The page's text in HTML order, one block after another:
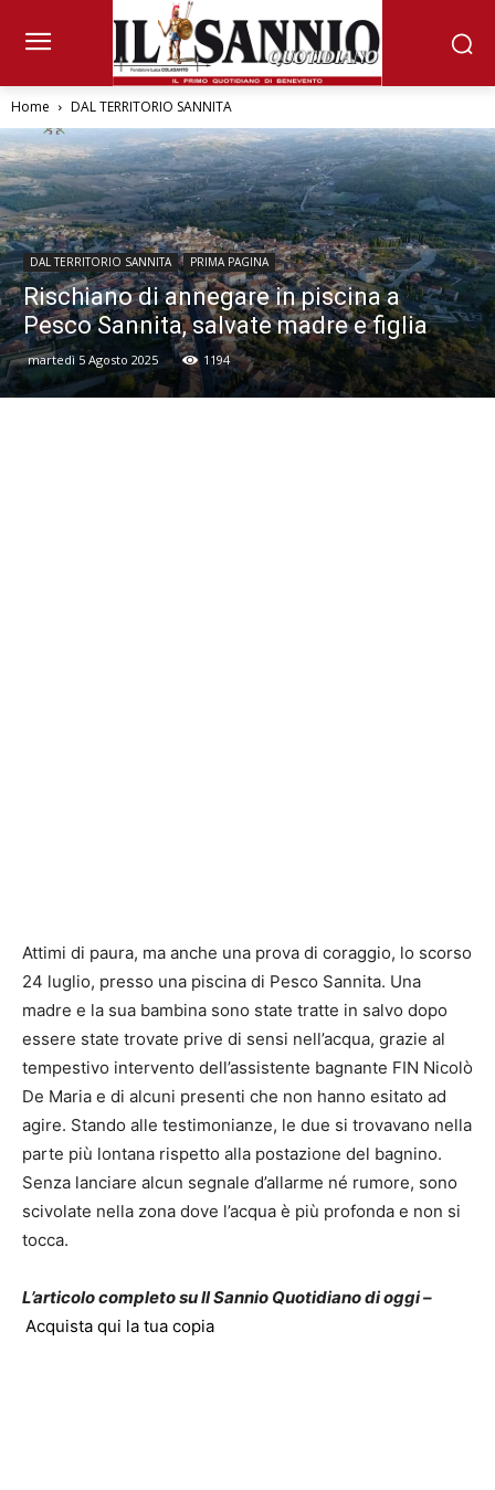
Home DAL TERRITORIO SANNITA
DAL TERRITORIO SANNITA PRIMA PAGINA
Rischiano di annegare in piscina a
Pesco Sannita, salvate madre e figlia
martedì 5 Agosto 2025 1194
Attimi di paura, ma anche una prova di coraggio, lo scorso
24 luglio, presso una piscina di Pesco Sannita. Una
madre e la sua bambina sono state tratte in salvo dopo
essere state trovate prive di sensi nell’acqua, grazie al
tempestivo intervento dell’assistente bagnante FIN Nicolò
De Maria e di alcuni presenti che non hanno esitato ad
agire. Stando alle testimonianze, le due si trovavano nella
parte più lontana rispetto alla postazione del bagnino.
Senza lanciare alcun segnale d’allarme né rumore, sono
scivolate nella zona dove l’acqua è più profonda e non si
tocca.
L’articolo completo su Il Sannio Quotidiano di oggi –
Acquista qui la tua copia